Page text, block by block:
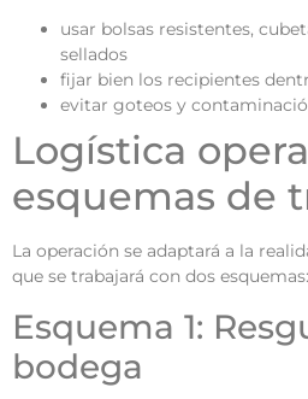
usar bolsas resistentes,
sellados
fijar bien los recipientes
evitar goteos y
Logística
esquemas de
La operación se adaptará a la
que se trabajará con dos esquemas:
Esquema 1:
bodega